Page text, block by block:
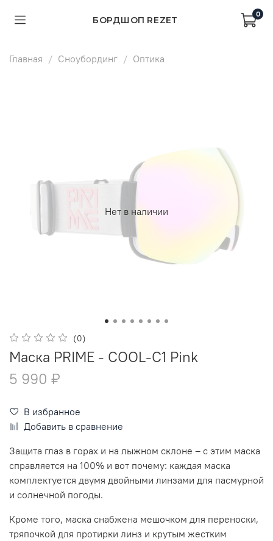
БОРДШОП REZET
0
Главная Сноубординг Оптика
Нет в наличии
(0)
Маска PRIME - COOL-C1 Pink
5 990 ₽
В избранное
Добавить в сравнение
Защита глаз в горах и на лыжном склоне – с этим маска
справляется на 100% и вот почему: каждая маска
комплектуется двумя двойными линзами для пасмурной
и солнечной погоды.
Кроме того, маска снабжена мешочком для переноски,
тряпочкой для протирки линз и крутым жестким